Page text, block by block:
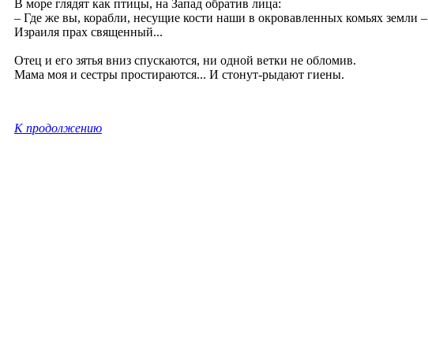
В море глядят как птицы, на Запад обратив лица:
– Где же вы, корабли, несущие кости наши в окровавленных комьях земли –
Израиля прах священный...
Отец и его зятья вниз спускаются, ни одной ветки не обломив.
Мама моя и сестры простираются... И стонут-рыдают гиены.
К продолжению